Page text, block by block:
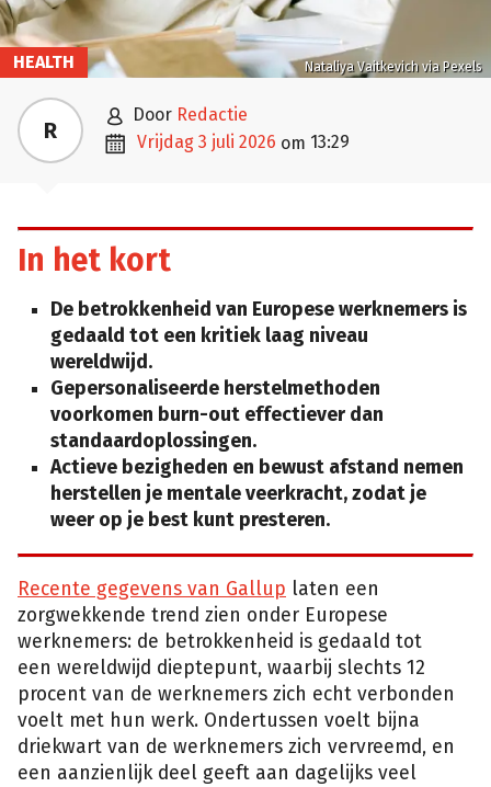
Nataliya Vaitkevich via Pexels
HEALTH
R  door Redactie
 vrijdag 3 juli 2026 om 13:29
In het kort
De betrokkenheid van Europese werknemers is
gedaald tot een kritiek laag niveau
wereldwijd.
Gepersonaliseerde herstelmethoden
voorkomen burn-out effectiever dan
standaardoplossingen.
Actieve bezigheden en bewust afstand nemen
herstellen je mentale veerkracht, zodat je
weer op je best kunt presteren.
Recente gegevens van Gallup laten een
zorgwekkende trend zien onder Europese
werknemers: de betrokkenheid is gedaald tot
een wereldwijd dieptepunt, waarbij slechts 12
procent van de werknemers zich echt verbonden
voelt met hun werk. Ondertussen voelt bijna
driekwart van de werknemers zich vervreemd, en
een aanzienlijk deel geeft aan dagelijks veel